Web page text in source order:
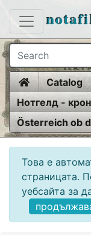
HomeCatalog
Нотгелд -
Österreich ob
Това е
страницата.
уебсайта за